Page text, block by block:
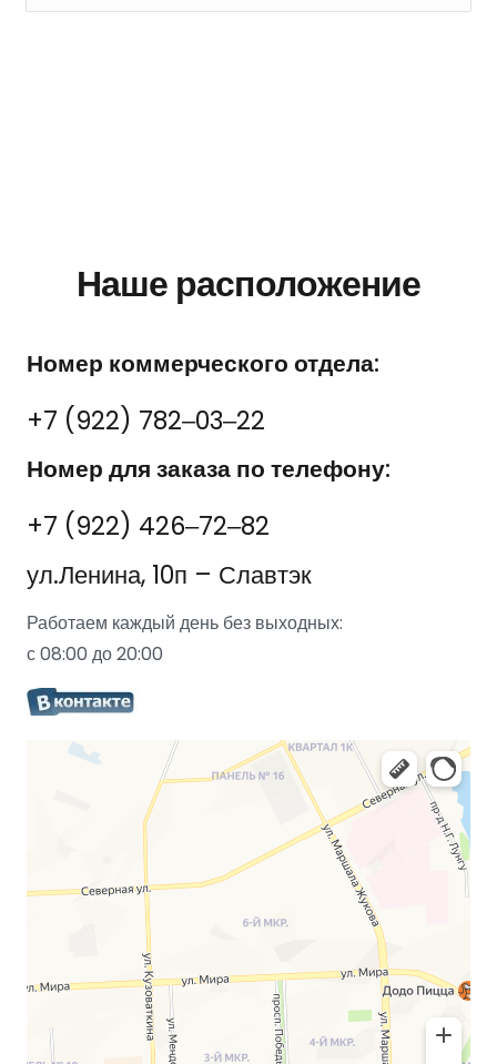
Наше расположение
Номер коммерческого отдела:
+7 (922) 782‒03‒22
Номер для заказа по телефону:
+7 (922) 426‒72‒82
ул.Ленина, 10п – Славтэк
Работаем каждый день без выходных:
с 08:00 до 20:00